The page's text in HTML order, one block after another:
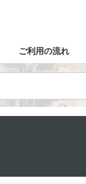
ご利用の流れ